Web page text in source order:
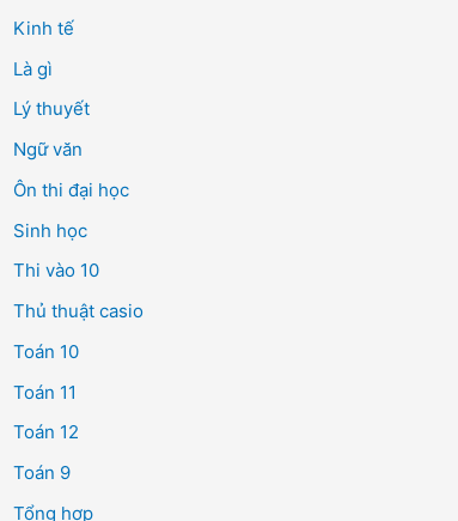
Kinh tế
Là gì
Lý thuyết
Ngữ văn
Ôn thi đại học
Sinh học
Thi vào 10
Thủ thuật casio
Toán 10
Toán 11
Toán 12
Toán 9
Tổng hợp